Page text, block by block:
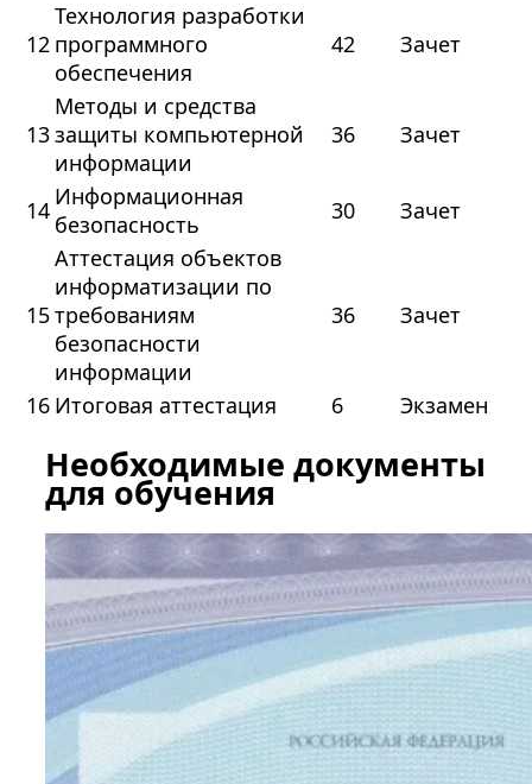
12
Технология разработки
программного
обеспечения
42 Зачет
13
Методы и средства
защиты компьютерной
информации
36 Зачет
14 Информационная
безопасность
30 Зачет
15
Аттестация объектов
информатизации по
требованиям
безопасности
информации
36 Зачет
16 Итоговая аттестация 6 Экзамен
Необходимые документы
для обучения